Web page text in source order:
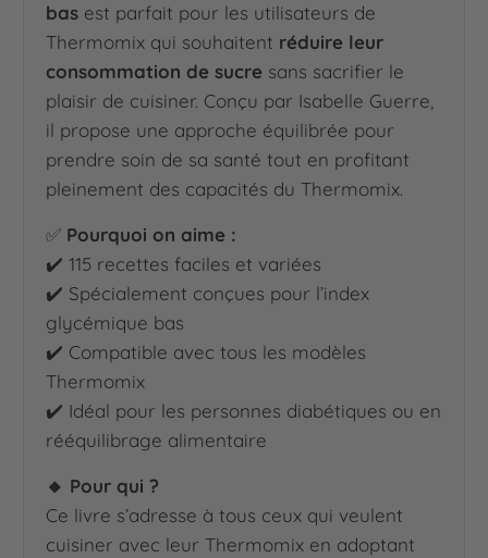
bas est parfait pour les utilisateurs de
Thermomix qui souhaitent réduire leur
consommation de sucre sans sacrifier le
plaisir de cuisiner. Conçu par Isabelle Guerre,
il propose une approche équilibrée pour
prendre soin de sa santé tout en profitant
pleinement des capacités du Thermomix.
✅ Pourquoi on aime :
✔️ 115 recettes faciles et variées
✔️ Spécialement conçues pour l’index
glycémique bas
✔️ Compatible avec tous les modèles
Thermomix
✔️ Idéal pour les personnes diabétiques ou en
rééquilibrage alimentaire
🔸 Pour qui ?
Ce livre s’adresse à tous ceux qui veulent
cuisiner avec leur Thermomix en adoptant